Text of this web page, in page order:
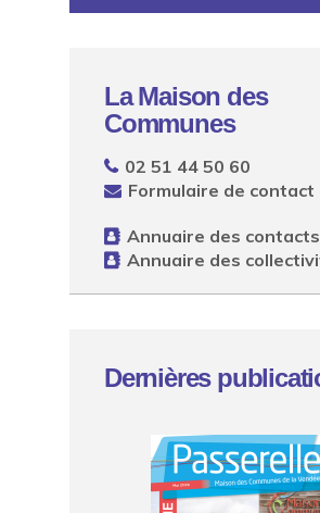
La Maison des
Communes
02 51 44 50 60
Formulaire de contact
Annuaire des contacts
Annuaire des
Dernières